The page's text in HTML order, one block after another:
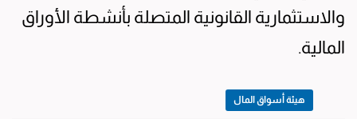
والاستثمارية القانونية المتصلة بأنشطة الأوراق
المالية.
هيئة أسواق المال